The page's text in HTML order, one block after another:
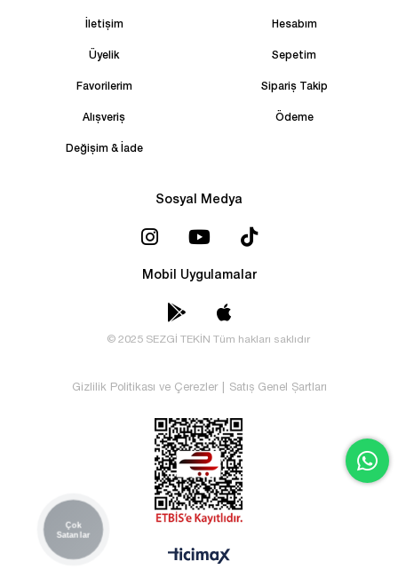
İletişim Hesabım
Üyelik Sepetim
Favorilerim Sipariş Takip
Alışveriş Ödeme
Değişim & İade
Sosyal Medya
Mobil Uygulamalar
© 2025 SEZGİ TEKİN Tüm hakları saklıdır
Gizlilik Politikası ve Çerezler Satış Genel Şartları
Çok
Satanlar